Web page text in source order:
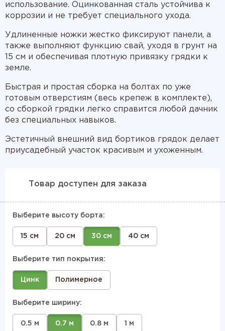
использование. Оцинкованная сталь устойчива к
коррозии и не требует специального ухода.
Удлиненные ножки жестко фиксируют панели, а
также выполняют функцию свай, уходя в грунт на
15 см и обеспечивая плотную привязку грядки к
земле.
Быстрая и простая сборка на болтах по уже
готовым отверстиям (весь крепеж в комплекте),
со сборкой грядки легко справится любой дачник
без специальных навыков.
Эстетичный внешний вид бортиков грядок делает
приусадебный участок красивым и ухоженным.
Товар доступен для заказа
Выберите высоту борта:
15 см 20 см 30 см 40 см
Выберите тип покрытия:
Цинк Полимерное
Выберите ширину:
0.5 м 0.7 м 0.8 м 1 м